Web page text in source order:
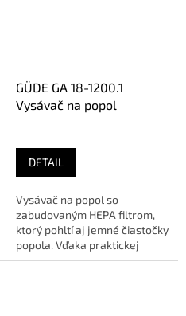
GÜDE GA 18-1200.1
Vysávač na popol
DETAIL
Vysávač na popol so
zabudovaným HEPA filtrom,
ktorý pohltí aj jemné čiastočky
popola. Vďaka praktickej
rukoväti na prenášanie je